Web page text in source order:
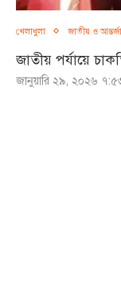
খেলাধুলা জাতীয় ও
জাতীয় পর্যায়ে
জানুয়ারি ২৯, ২০২৬